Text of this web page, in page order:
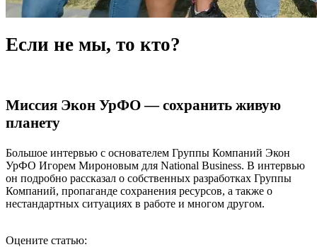
Если не мы, то кто?
Миссия Экон УрФО — сохранить живую
планету
Большое интервью с основателем Группы Компаний Экон
УрФО Игорем Мироновым для National Business. В интервью
он подробно рассказал о собственных разработках Группы
Компаний, пропаганде сохранения ресурсов, а также о
нестандартных ситуациях в работе и многом другом.
Оцените статью: